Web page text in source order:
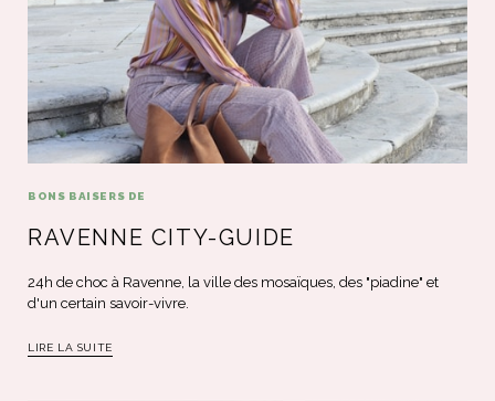
BONS BAISERS DE
RAVENNE CITY-GUIDE
24h de choc à Ravenne, la ville des mosaïques, des "piadine" et
d'un certain savoir-vivre.
LIRE LA SUITE